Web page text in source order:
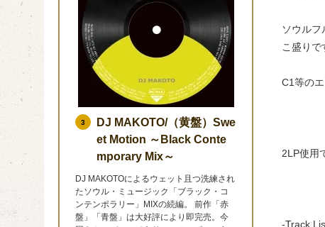
ソウル
こ盛りで
C1等の
2LP使用
-Track
3
DJ MAKOTO/（黄盤）Swe
et Motion ～Black Conte
mporary Mix～
DJ MAKOTOによるウェット且つ洗練され
たソウル・ミュージック「ブラック・コ
ンテンポラリー」MIXの続編。 前作「赤
盤」「青盤」は大好評により即完売。今